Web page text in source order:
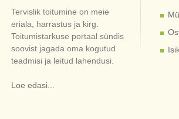
Tervislik toitumine on meie
eriala, harrastus ja kirg.
Toitumistarkuse portaal sündis
soovist jagada oma kogutud
teadmisi ja leitud lahendusi.
Loe edasi...